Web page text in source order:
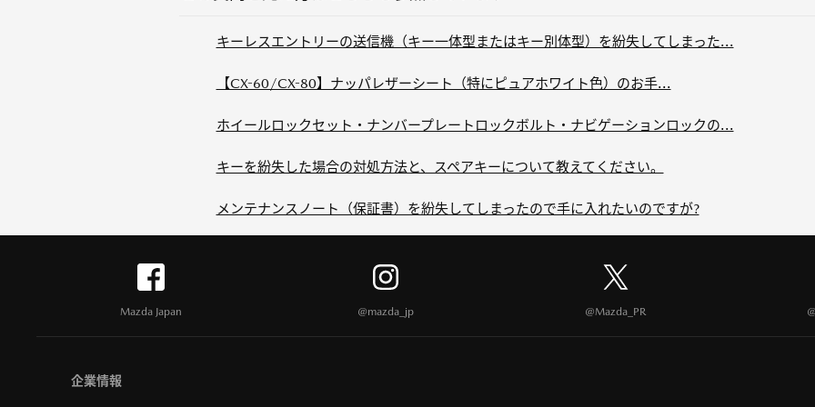
キーレスエントリーの送信機（キー一体型またはキー別体型）を紛失してしまった...
【CX-60/CX-80】ナッパレザーシート（特にピュアホワイト色）のお手...
ホイールロックセット・ナンバープレートロックボルト・ナビゲーションロックの...
キーを紛失した場合の対処方法と、スペアキーについて教えてください。
メンテナンスノート（保証書）を紛失してしまったので手に入れたいのですが?
Mazda Japan @mazda_jp @Mazda_PR
企業情報